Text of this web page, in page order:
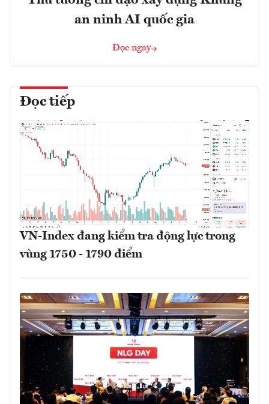
an ninh AI quốc gia
Đọc ngay
Đọc tiếp
VN-Index đang kiểm tra động lực trong
vùng 1750 - 1790 điểm